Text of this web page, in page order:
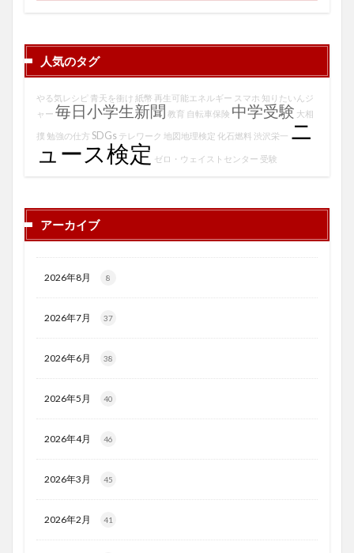
人気のタグ
やる気レシピ 青天を衝け 紙幣 再生可能エネルギー スマホ 知りたいんジ
ャー 毎日小学生新聞 教育 自転車保険 中学受験 大相
撲 勉強の仕方 SDGs テレワーク 地図地理検定 化石燃料 渋沢栄一 ニ
ュース検定 ゼロ・ウェイストセンター 受験
アーカイブ
2026年8月 8
2026年7月 37
2026年6月 38
2026年5月 40
2026年4月 46
2026年3月 45
2026年2月 41